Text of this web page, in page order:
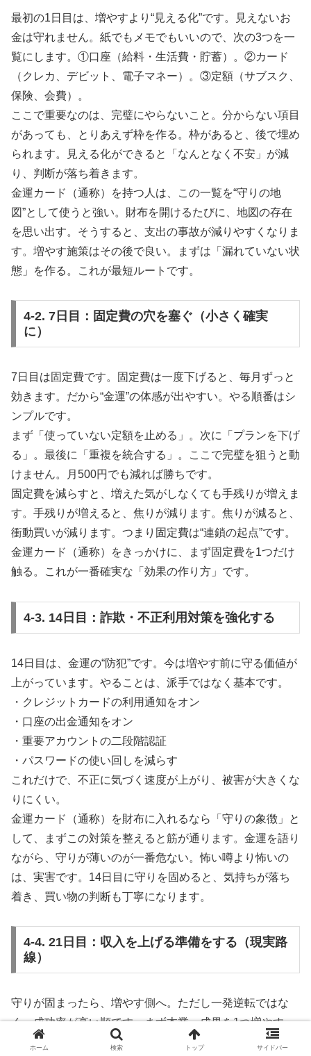
最初の1日目は、増やすより“見える化”です。見えないお
金は守れません。紙でもメモでもいいので、次の3つを一
覧にします。①口座（給料・生活費・貯蓄）。②カード
（クレカ、デビット、電子マネー）。③定額（サブスク、
保険、会費）。
ここで重要なのは、完璧にやらないこと。分からない項目
があっても、とりあえず枠を作る。枠があると、後で埋め
られます。見える化ができると「なんとなく不安」が減
り、判断が落ち着きます。
金運カード（通称）を持つ人は、この一覧を“守りの地
図”として使うと強い。財布を開けるたびに、地図の存在
を思い出す。そうすると、支出の事故が減りやすくなりま
す。増やす施策はその後で良い。まずは「漏れていない状
態」を作る。これが最短ルートです。
4-2. 7日目：固定費の穴を塞ぐ（小さく確実
に）
7日目は固定費です。固定費は一度下げると、毎月ずっと
効きます。だから“金運”の体感が出やすい。やる順番はシ
ンプルです。
まず「使っていない定額を止める」。次に「プランを下げ
る」。最後に「重複を統合する」。ここで完璧を狙うと動
けません。月500円でも減れば勝ちです。
固定費を減らすと、増えた気がしなくても手残りが増えま
す。手残りが増えると、焦りが減ります。焦りが減ると、
衝動買いが減ります。つまり固定費は“連鎖の起点”です。
金運カード（通称）をきっかけに、まず固定費を1つだけ
触る。これが一番確実な「効果の作り方」です。
4-3. 14日目：詐欺・不正利用対策を強化する
14日目は、金運の“防犯”です。今は増やす前に守る価値が
上がっています。やることは、派手ではなく基本です。
・クレジットカードの利用通知をオン
・口座の出金通知をオン
・重要アカウントの二段階認証
・パスワードの使い回しを減らす
これだけで、不正に気づく速度が上がり、被害が大きくな
りにくい。
金運カード（通称）を財布に入れるなら「守りの象徴」と
して、まずこの対策を整えると筋が通ります。金運を語り
ながら、守りが薄いのが一番危ない。怖い噂より怖いの
は、実害です。14日目に守りを固めると、気持ちが落ち
着き、買い物の判断も丁寧になります。
4-4. 21日目：収入を上げる準備をする（現実路
線）
守りが固まったら、増やす側へ。ただし一発逆転ではな
く、成功率が高い順です。まず本業。成果を1つ増やす、
得意を言語化する、交渉材料を作る。転職を考えるなら、
ホーム 検索 トップ サイドバー